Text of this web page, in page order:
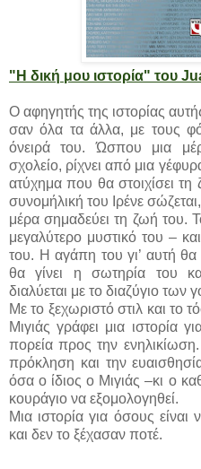
"Η δική μου ιστορία" του
Ο αφηγητής της ιστορίας
σαν όλα τα άλλα, με τους
όνειρά του. Ώσπου μια
σχολείο, ρίχνει από μια
ατύχημα που θα στοιχίσει
συνομήλική του Ιρένε
μέρα σημαδεύει τη ζωή του.
μεγαλύτερο μυστικό του –
του. Η αγάπη του γι’ αυτή θα
θα γίνει η σωτηρία του
διαλύεται με το διαζύγιο των
Με το ξεχωριστό στιλ και το
Μιγιάς γράφει μια ιστορία
πορεία προς την
πρόκληση και την
όσα ο ίδιος ο Μιγιάς –κι ο
κουράγιο να εξομολογηθεί.
Μια ιστορία για όσους
και δεν το ξέχασαν ποτέ.